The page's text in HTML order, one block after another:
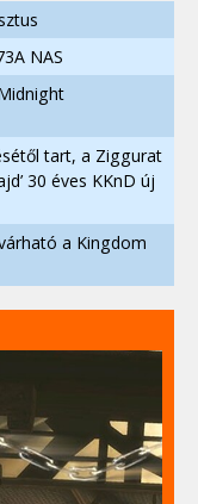
NAS
tart, a Ziggurat
30 éves KKnD új
a Kingdom